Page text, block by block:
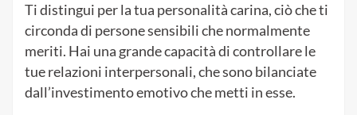
Ti distingui per la tua personalità carina, ciò che ti
circonda di persone sensibili che normalmente
meriti. Hai una grande capacità di controllare le
tue relazioni interpersonali, che sono bilanciate
dall’investimento emotivo che metti in esse.